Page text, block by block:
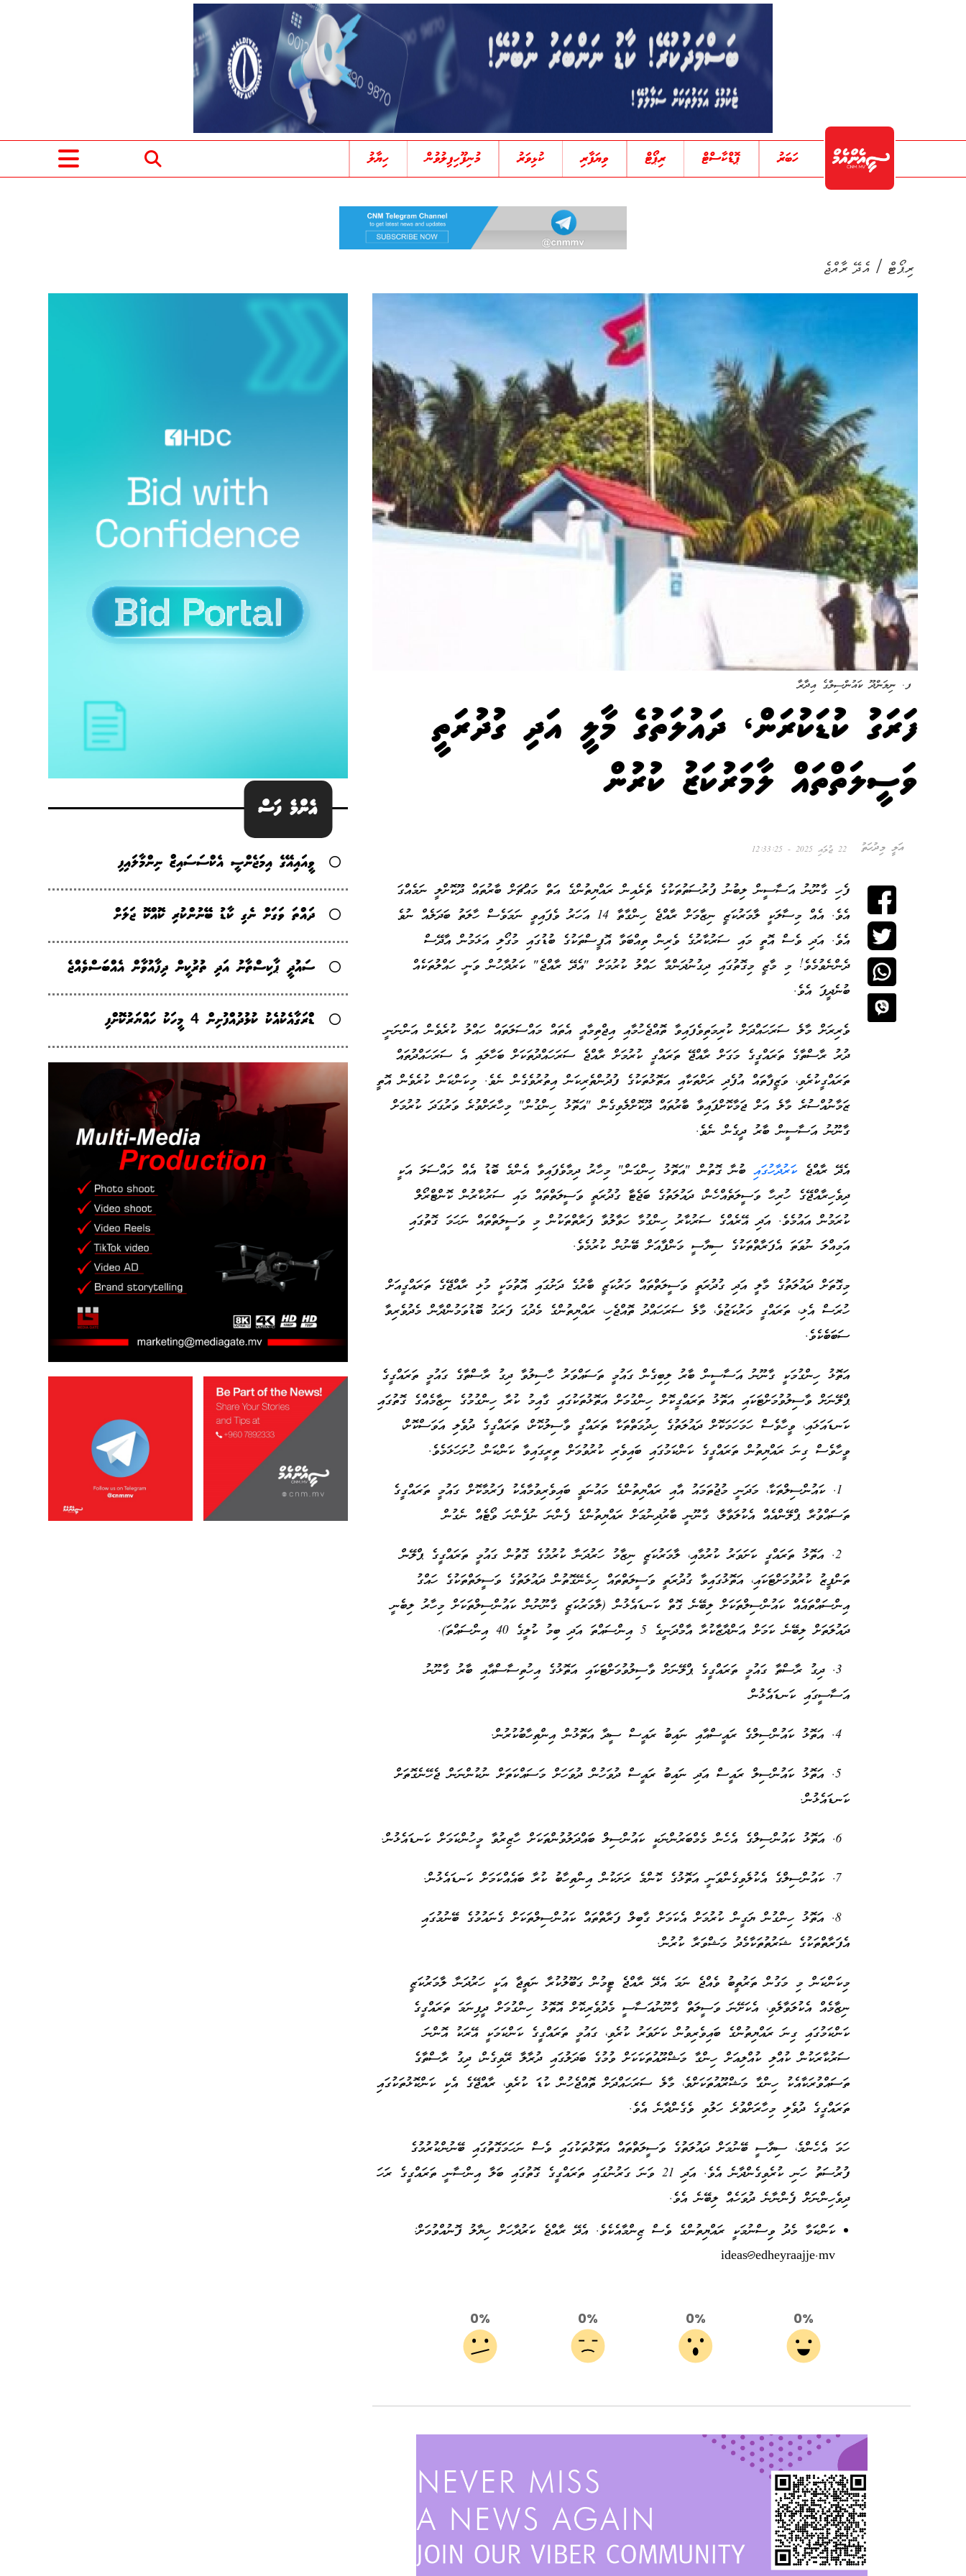
ހަބަރު ޕޮޑްކާސްޓް ރިޕޯޓް ވިޔަފާރި ކުޅިވަރު މުނިފޫހިފިލުވުން ހިޔާލު
ރިޕޯޓް / އެދޭ ރާއްޖެ
ފ. ނިލަންދޫ ކައުންސިލްގެ އިދާރާ
ފަރަގު ކުޑަކުރަން، ދައުލަތުގެ މާލީ އަދި ގުދުރަތީ
ވަސީލަތްތައް ލާމަރުކަޒު ކުރުން
އަލީ މިދުހަތު 22 ޖުލައި 2025 - 12:33:25
ފެހި ގާނޫނު އަސާސީން ލިބުނު ފުރުސަތުތަކުގެ ތެރެއިން ރައްޔިތުންގެ އަތް މައްޗަށް ބާރުތައް ދޫކޮށްލީ ނަމެއްގަ
އެވެ. އެއް މިސާލަކީ ލާމަރުކަޒީ ނިޒާމަށް ރާއްޖެ ހިންގާތާ 14 އަހަރު ވެފައިވީ ނަމަވެސް ހާލަތު ބަދަލެއް ނުވެ
އެވެ. އަދި ވެސް އޮތީ މައި ސަރުކާރުގެ ވެރިން ތިއްބަވާ އޮފީސްތަކުގެ ބުޑުގައި މުގޯލި އަޅަމުން އާދޭސް
ދެންނެވުމެވެ! މި މާޒީ މިގޮތުގައި ދިގުނުދަންމާ ހައްލު ކުރުމަށް "އެދޭ ރާއްޖެ" ކަރުދާހުން ވަނީ ހައްލުތަކެއް
ބުނެދީފަ އެވެ.
ވެރިރަށް މާލެ ސަރަހައްދަށް ކުރިމަތިވެފައިވާ ތޮއްޖެހުމާއި އިޖްތިމާއީ އެތައް މައްސަލަތައް ހައްލު ކުރެވެން އަންނަނީ
ދުރު ރާސްތާގެ ތަރައްގީގެ މަގަށް ރާއްޖޭ ތަރައްގީ ކުރުމަށް ރާއްޖެ ސަރަހައްދުތަކަށް ބަހާލައި އެ ސަރަހައްދުތައް
ތަރައްގީކުރެވި، ވަޒީފާތައް އުފެދި ރަށްތަކާއި އަތޮޅުތަކުގެ ފުދުންތެރިކަން އިތުރުވެގެން ނެވެ. މިކަންކަން ކުރެވެން އޮތީ
ޒަމާނުއްސުރެ މާލެ އަށް ޖަމާކޮށްފައިވާ ބާރުތައް ދޫކޮށްލެވިގެން "އަތޮޅު ހިންގުން" މިހާރަށްވުރެ ވަރުގަދަ ކުރުމަށް
ގާނޫނު އަސާސީން ބާރު ދީގެން ނެވެ.
އެދޭ ރާއްޖެކަރުދާހުގައިބުނާ ގޮތުން "އަތޮޅު ހިންގަން" މިހާރު ދިމާވެފައިވާ އެންމެ ބޮޑު އެއް މައްސަލަ އަކީ
ދިވެހިރާއްޖޭގެ ހުރިހާ ވަސީލަތެއްހެން، ދައުލަތުގެ ބަޖެޓާ ގުދުރަތީ ވަސީލަތްތައް މައި ސަރުކާރުން ކޮންޓްރޯލް
ކުރަމުން އައުމެވެ. އަދި އޭރެއްގެ ސަރުކާރު ހިންގުމާ ހަވާލުވާ ފަރާތްތަކުން މި ވަސީލަތްތައް ނަހަމަ ގޮތުގައި
އަމިއްލަ ނުވަތަ އެފަރާތްތަކުގެ ސިޔާސީ މަންފާއަށް ބޭނުން ކުރުމެވެ.
މިގޮތަށް ދައުލަތުގެ މާލީ އަދި ގުދުރަތީ ވަސީލަތްތައް މަރުކަޒީ ބާރުގެ ދަށުގައި އޮތުމަކީ މުޅި ރާއްޖޭގެ ތަރައްގީއަށް
ހުރަސް އެޅި، ތަރައްގީ މަރުކަޒުވެ، މާލެ ސަރަހައްދު ތޮއްޖެހި، ރައްޔިތުންގެ މެދުގަ ފަރަގު ބޮޑުވަމުންދާން މެދުވެރިވާ
ސަބަބެކެވެ.
އަތޮޅު ހިންގުމަކީ ގާނޫނު އަސާސީން ބާރު ލިބިގެން ގައުމީ ތަސައްވަރު ހާސިލުވާ ދިގު ރާސްތާގެ ގައުމީ ތަރައްގީގެ
ޕްލޭނަށް ވާސިލުވުމަށްޓަކައި އަތޮޅު ތަރައްގީކޮށް ހިންގުމަށް އަތޮޅުތަކުގައި ގާއިމު ކުރާ ހިންގުމުގެ ނިޒާމެއްގެ ގޮތުގައި
ކަނޑައަޅައި، ވީހާވެސް ހަމަހަމަކޮށް ދައުލަތުގެ ހިދުމަތްތަކާ ތަރައްގީ ވާސިލުކޮށް، ތަރައްގީގެ ދުވެލި އަވަސްކޮށް،
ވީހާވެސް ގިނަ ރައްޔިތުން ތަރައްގީގެ ކަންކަމުގައި ބައިވެރި ކުރުވުމަށް ތިރީގައިވާ ކަންކަން ހުށަހަޅަމެވެ.
1. ކައުންސިލްތަކާ، މަދަނީ މުޖުތަމައު އާއި ރައްޔިތުންގެ މައުނަވީ ބައިވެރިވުމާއެކު ފަރުމާކޮށް ގައުމީ ތަރައްގީގެ
ތަސައްވުރާ ޕްލޭންއެއް އެކުލަވާލާ، ގާނޫނީ ބާރުދިނުމަށް ރައްޔިތުންގެ ފެންނަ ނުފެންނަ ވޯޓެއް ނެގުން
2. އަތޮޅު ތަރައްގީ ކަށަވަރު ކުރުމާއި، ލާމަރުކަޒީ ނިޒާމު ހަރުދަނާ ކުރުމުގެ ގޮތުން ގައުމީ ތަރައްގީގެ ޕްލޭން
ތަންފީޒު ކުރުވުމަށްޓަކައި، އަތޮޅުގައިވާ ގުދުރަތީ ވަސީލަތްތައް ހިމެނޭގޮތުން ދައުލަތުގެ ވަސީލަތްތަކުގެ ހައްގު
އިންސައްތައެއް ކައުންސިލްތަކަށް ލިބޭނެ ގޮތް ކަނޑައެޅުން (ލާމަރުކަޒީ ގާނޫނުން ކައުންސިލްތަކަށް މިހާރު ލިބެނީ
ދައުލަތަށް ލިބޭނެ ކަމަށް އަންދާޒާކުރާ އާމްދަނީގެ 5 އިންސައްތަ އަދި ބިމު ކުލީގެ 40 އިންސައްތަ).
3. ދިގު ރާސްތާ ގައުމީ ތަރައްގީގެ ޕްލޭނަށް ވާސިލުވުމަށްޓަކައި އަތޮޅުގެ އިހުތިސާސްއާއި ބާރު ގާނޫނު
އަސާސީގައި ކަނޑައެޅުން
5. އަތޮޅު ކައުންސިލް ރައީސް އަދި ނައިބު ރައީސް ދުވަހުން ދުވަހަށް މަސައްކަތަށް ނުކުންނަން ޖެހޭނެގޮތަށް
ކަނޑައެޅުން.
6. އަތޮޅު ކައުންސިލްގެ އެހެން މެމްބަރުންނަކީ ކައުންސިލް ބައްދަލުވުންތަކަށް ހާޒިރުވާ މީހުންކަމަށް ކަނޑައެޅުން.
8. އަތޮޅު ހިންގުން ޔަގީން ކުރުމަށް އެކަމަށް ގާބިލް ފަރާތްތައް ކައުންސިލްތަކަށް ގެނައުމުގެ ބޭނުމުގައި
އެފަރާތްތަކުގެ ޝަރުތުތަކާމެދު މަޝްވަރާ ކުރުން.
މިކަންކަން މި މަގުން ތަރުތީބު ވެއްޖެ ނަމަ އެދޭ ރާއްޖެ ޓީމުން ގަބޫލުކުރާ ނަތީޖާ އަކީ ހަރުދަނާ ލާމަރުކަޒީ
ނިޒާމެއް އެކުލަވާލެވި، އެކަށޭނަ ވަސީލަތް ގާނޫނުއަސާސީ މެދުވެރިކޮށް އޮތޮޅު ހިންގުމަށް ދީފިނަމަ ތަރައްގީގެ
ކަންކަމުގައި ގިނަ ރައްޔިތުންގެ ބައިވެރިވުން ކަށަވަރު ކުރެވި، ގައުމީ ތަރައްގީގެ ކަންކަމަކީ އޭރަކު އޮންނަ
ސަރުކާރަކުން ކުއްލި ކުއްލިއަށް ހިންގާ މަޝްރޫއުތަކަކަށް ވުމުގެ ބަދަލުގައި ދުރާލާ ރޭވިގެން، ދިގު ރާސްތާގެ
ތަސައްވުރަކާއެކު ހިންގާ މަޝްރޫއުތަކަށްވެ، މާލެ ސަރަހައްދަށް ތޮއްޖެހުން ކުޑަ ކުރެވި، ރާއްޖޭގެ އެކި ކަންކޮޅުތަކުގައި
ތަރައްގީގެ ދުވެލި މިހާރަށްވުރެ ހަލުވި ވެގެންދާނެ އެވެ.
ހަމަ އެހެންމެ، ސިޔާސީ ބޭނުމަށް ދައުލަތުގެ ވަސީލަތްތައް އަތޮޅުތަކުގައި ވެސް ނަހަމަގޮތުގައި ބޭނުންކުރުމުގެ
ފުރުސަތު ހަނި ކުރެވިގެންދާނެ އެވެ. އަދި 21 ވަނަ ގަރުނުގައި ތަރައްގީގެ ގޮތުގައި ބަލާ އިންސާނީ ތަރައްގީގެ ރަހަ
ދިވެހިންނަށް ފެންނާނެ ދުވަހެއް ލިބޭނެ އެވެ.
ކަންކަމާ މެދު ވިސްނުމަކީ ރައްޔިތުންގެ ވެސް ޒިންމާއެކެވެ. އެދޭ ރާއްޖެ ކަރުދާހަށް ހިޔާލު ފޮނުއްވުމަށް:
ideas@edheyraajje.mv
0%
0%
0%
0%
އެންމެ ފަސް
ވީއައިއޭގެ އިމަޖެންސީ އެކްސަސައިޒް ނިންމާލައިފި
ދައްތަ ވަގަށް ނެގި ކާޑު ބޭނުންކުރި ކޮއްކޮ ޖަލަށް
ސައުދީ ޕާކިސްތާނު އަދި ތުރުކީން ދިފާއުވާން އެއްބަސްވެއްޖެ
ޑްރަގާއެކުއެކު ކުޅުދުއްފުށިން 4 މީހަކު ހައްޔަރުކޮށްފި